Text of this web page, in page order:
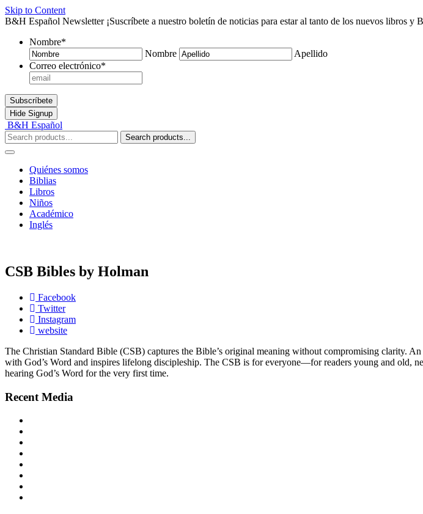
Skip to Content
B&H Español Newsletter ¡Suscríbete a nuestro boletín de noticias para estar al tanto de los nuevos libros
Nombre*
Nombre
Apellido
Correo electrónico*
Subscríbete
Hide Signup
B&H Español
Search products...
Quiénes somos
Biblias
Libros
Niños
Académico
Inglés
CSB Bibles by Holman
Facebook
Twitter
Instagram
website
The Christian Standard Bible (CSB) captures the Bible’s original meaning without compromising clarity.
with God’s Word and inspires lifelong discipleship. The CSB is for everyone—for readers young and old,
hearing God’s Word for the very first time.
Recent Media